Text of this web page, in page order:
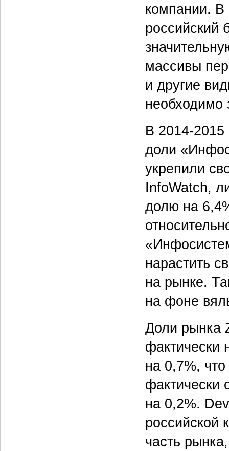
компании. В
российский
массивы
и другие
необходимо
В 2014-2015
доли
укрепили
InfoWatch,
долю на
нарастить
на рынке.
на фоне
Доли рынка
фактически
на 0,7%,
фактически
на 0,2%.
российской
часть